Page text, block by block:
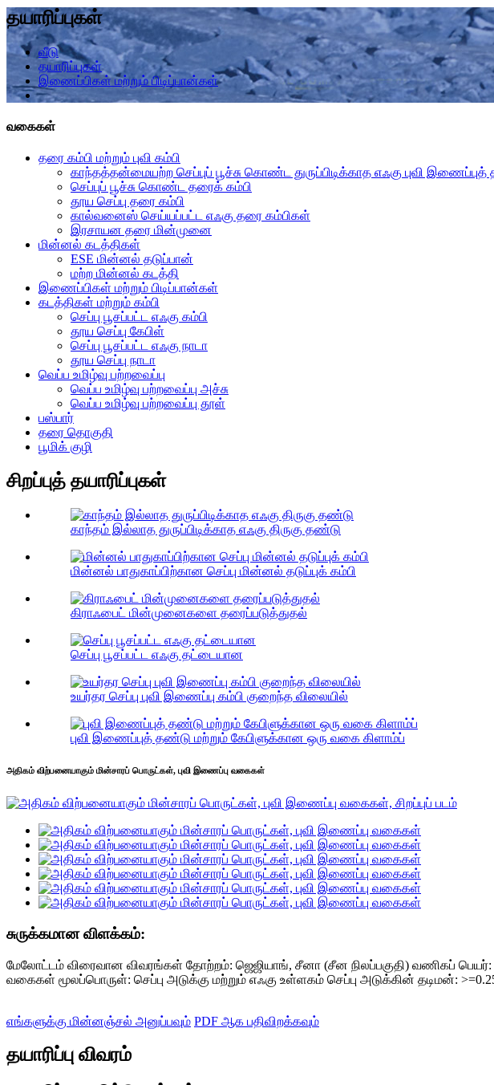
தயாரிப்புகள்
வீடு
தயாரிப்புகள்
இணைப்பிகள் மற்றும் பிடிப்பான்கள்
வகைகள்
தரை கம்பி மற்றும் புவி கம்பி
காந்தத்தன்மையற்ற செப்புப் பூச்சு கொண்ட துருப்பிடிக்காத எஃகு புவி
செப்புப் பூச்சு கொண்ட தரைக் கம்பி
தூய செப்பு தரை கம்பி
கால்வனைஸ் செய்யப்பட்ட எஃகு தரை கம்பிகள்
இரசாயன தரை மின்முனை
மின்னல் கடத்திகள்
ESE மின்னல் தடுப்பான்
மற்ற மின்னல் கடத்தி
இணைப்பிகள் மற்றும் பிடிப்பான்கள்
கடத்திகள் மற்றும் கம்பி
செப்பு பூசப்பட்ட எஃகு கம்பி
தூய செப்பு கேபிள்
செப்பு பூசப்பட்ட எஃகு நாடா
தூய செப்பு நாடா
வெப்ப உமிழ்வு பற்றவைப்பு
வெப்ப உமிழ்வு பற்றவைப்பு அச்சு
வெப்ப உமிழ்வு பற்றவைப்பு தூள்
பஸ்பார்
தரை தொகுதி
பூமிக் குழி
சிறப்புத் தயாரிப்புகள்
காந்தம் இல்லாத துருப்பிடிக்காத எஃகு திருகு தண்டு
மின்னல் பாதுகாப்பிற்கான செப்பு மின்னல் தடுப்புக் கம்பி
கிராஃபைட் மின்முனைகளை தரைப்படுத்துதல்
செப்பு பூசப்பட்ட எஃகு தட்டையான
உயர்தர செப்பு புவி இணைப்பு கம்பி குறைந்த விலையில்
புவி இணைப்புத் தண்டு மற்றும் கேபிளுக்கான ஒரு வகை கிளாம்ப்
அதிகம் விற்பனையாகும் மின்சாரப் பொருட்கள், புவி இணைப்பு வகைகள்
சுருக்கமான விளக்கம்:
மேலோட்டம் விரைவான விவரங்கள் தோற்றம்: ஜெஜியாங், சீனா (சீன நிலப்பகுதி) வணிகப் பெயர்:
வகைகள் மூலப்பொருள்: செப்பு அடுக்கு மற்றும் எஃகு உள்ளகம் செப்பு அடுக்கின் தடிமன்:
எங்களுக்கு மின்னஞ்சல் அனுப்பவும் PDF ஆக பதிவிறக்கவும்
தயாரிப்பு விவரம்